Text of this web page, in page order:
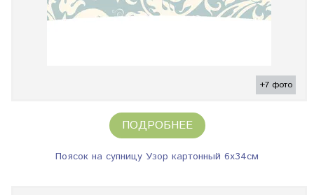
+7 фото
ПОДРОБНЕЕ
Поясок на супницу Узор картонный 6х34см